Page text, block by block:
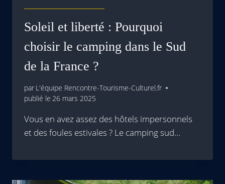
Soleil et liberté : Pourquoi
choisir le camping dans le Sud
de la France ?
par L'équipe Rencontre-Tourisme-Culturel.fr
publié le 26 mars 2025
Vous en avez assez des hôtels impersonnels
et des foules estivales ? Le camping sud…